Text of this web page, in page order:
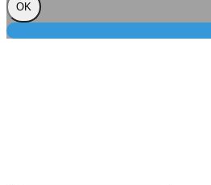
OK